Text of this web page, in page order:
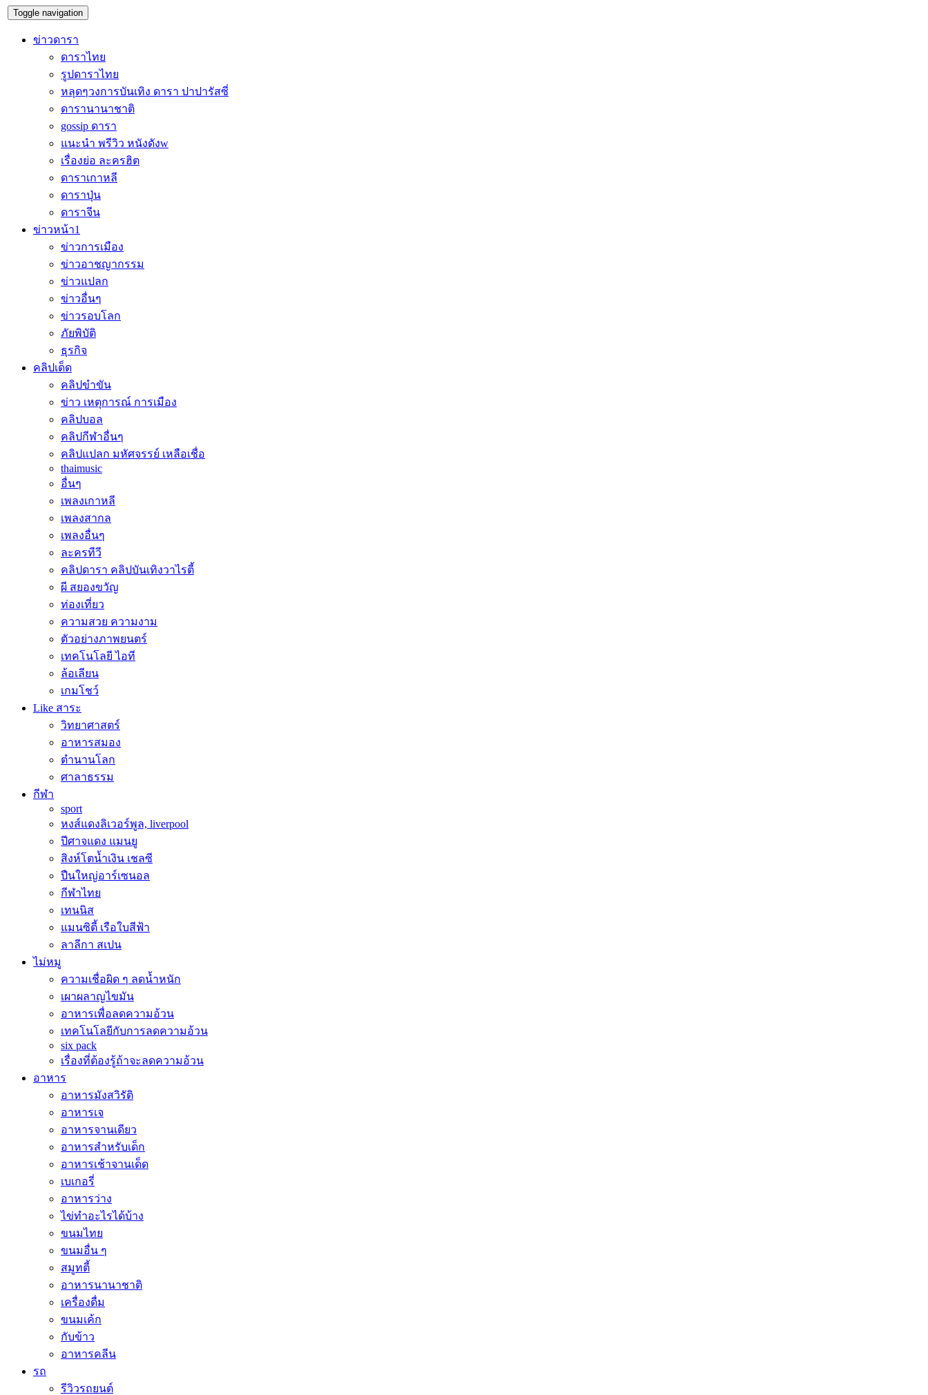
Toggle navigation
ข่าวดารา
ดาราไทย
รูปดาราไทย
หลุดๆวงการบันเทิง ดารา ปาปารัสซี่
ดารานานาชาติ
gossip ดารา
แนะนำ พรีวิว หนังดังw
เรื่องย่อ ละครฮิต
ดาราเกาหลี
ดาราปุ่น
ดาราจีน
ข่าวหน้า1
ข่าวการเมือง
ข่าวอาชญากรรม
ข่าวแปลก
ข่าวอื่นๆ
ข่าวรอบโลก
ภัยพิบัติ
ธุรกิจ
คลิปเด็ด
คลิปขำขัน
ข่าว เหตุการณ์ การเมือง
คลิปบอล
คลิปกีฬาอื่นๆ
คลิปแปลก มหัศจรรย์ เหลือเชื่อ
thaimusic
อื่นๆ
เพลงเกาหลี
เพลงสากล
เพลงอื่นๆ
ละครทีวี
คลิปดารา คลิปบันเทิงวาไรตี้
ผี สยองขวัญ
ท่องเที่ยว
ความสวย ความงาม
ตัวอย่างภาพยนตร์
เทคโนโลยี ไอที
ล้อเลียน
เกมโชว์
Like สาระ
วิทยาศาสตร์
อาหารสมอง
ตำนานโลก
ศาลาธรรม
กีฬา
sport
หงส์แดงลิเวอร์พูล, liverpool
ปีศาจแดง แมนยู
สิงห์โตน้ำเงิน เชลซี
ปืนใหญ่อาร์เซนอล
กีฬาไทย
เทนนิส
แมนซิตี้ เรือใบสีฟ้า
ลาลีกา สเปน
ไม่หมู
ความเชื่อผิด ๆ ลดน้ำหนัก
เผาผลาญไขมัน
อาหารเพื่อลดความอ้วน
เทคโนโลยีกับการลดความอ้วน
six pack
เรื่องที่ต้องรู้ถ้าจะลดความอ้วน
อาหาร
อาหารมังสวิรัติ
อาหารเจ
อาหารจานเดียว
อาหารสำหรับเด็ก
อาหารเช้าจานเด็ด
เบเกอรี่
อาหารว่าง
ไข่ทำอะไรได้บ้าง
ขนมไทย
ขนมอื่น ๆ
สมูทตี้
อาหารนานาชาติ
เครื่องดื่ม
ขนมเค้ก
กับข้าว
อาหารคลีน
รถ
รีวิวรถยนต์